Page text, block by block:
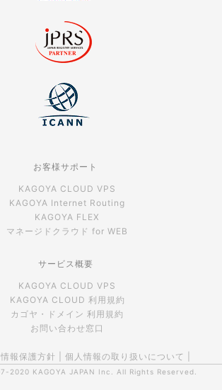
お客様サポート
KAGOYA CLOUD VPS
KAGOYA Internet Routing
KAGOYA FLEX
マネージドクラウド for WEB
サービス概要
KAGOYA CLOUD VPS
KAGOYA CLOUD 利用規約
カゴヤ・ドメイン 利用規約
お問い合わせ窓口
報保護方針 個人情報の取り扱いについて
2020 KAGOYA JAPAN Inc. All Rights Reserved.